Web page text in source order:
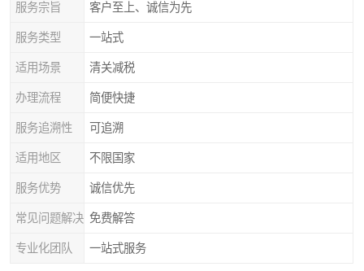
服务宗旨 客户至上、诚信为先
服务类型 一站式
适用场景 清关减税
办理流程 简便快捷
服务追溯性 可追溯
适用地区 不限国家
服务优势 诚信优先
常见问题解决 免费解答
专业化团队 一站式服务